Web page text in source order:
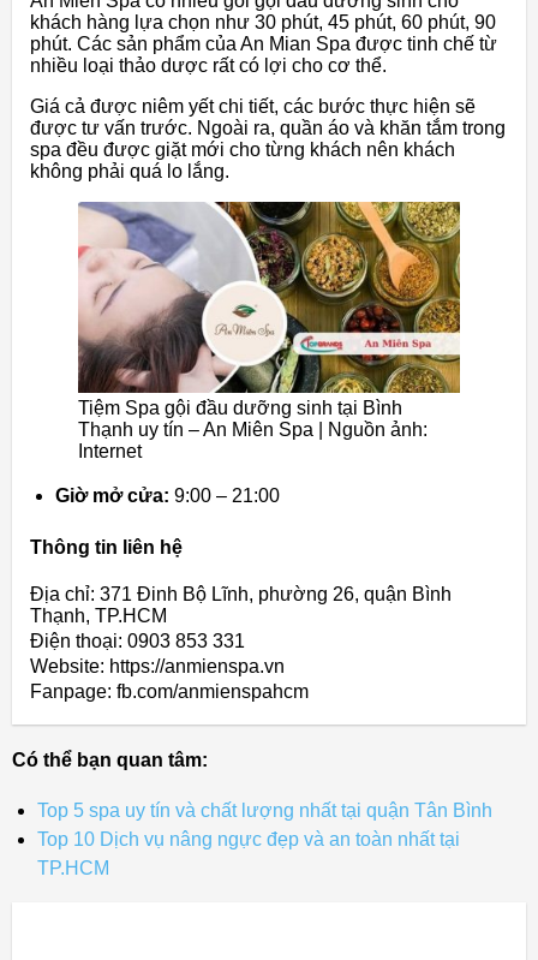
khách hàng lựa chọn như 30 phút, 45 phút, 60 phút, 90
phút. Các sản phẩm của An Mian Spa được tinh chế từ
nhiều loại thảo dược rất có lợi cho cơ thể.
Giá cả được niêm yết chi tiết, các bước thực hiện sẽ
được tư vấn trước. Ngoài ra, quần áo và khăn tắm trong
spa đều được giặt mới cho từng khách nên khách
không phải quá lo lắng.
Tiệm Spa gội đầu dưỡng sinh tại Bình
Thạnh uy tín – An Miên Spa | Nguồn ảnh:
Internet
Giờ mở cửa: 9:00 – 21:00
Thông tin liên hệ
Địa chỉ: 371 Đinh Bộ Lĩnh, phường 26, quận Bình
Thạnh, TP.HCM
Điện thoại: 0903 853 331
Website: https://anmienspa.vn
Fanpage: fb.com/anmienspahcm
Có thể bạn quan tâm:
Top 5 spa uy tín và chất lượng nhất tại quận Tân Bình
Top 10 Dịch vụ nâng ngực đẹp và an toàn nhất tại
TP.HCM